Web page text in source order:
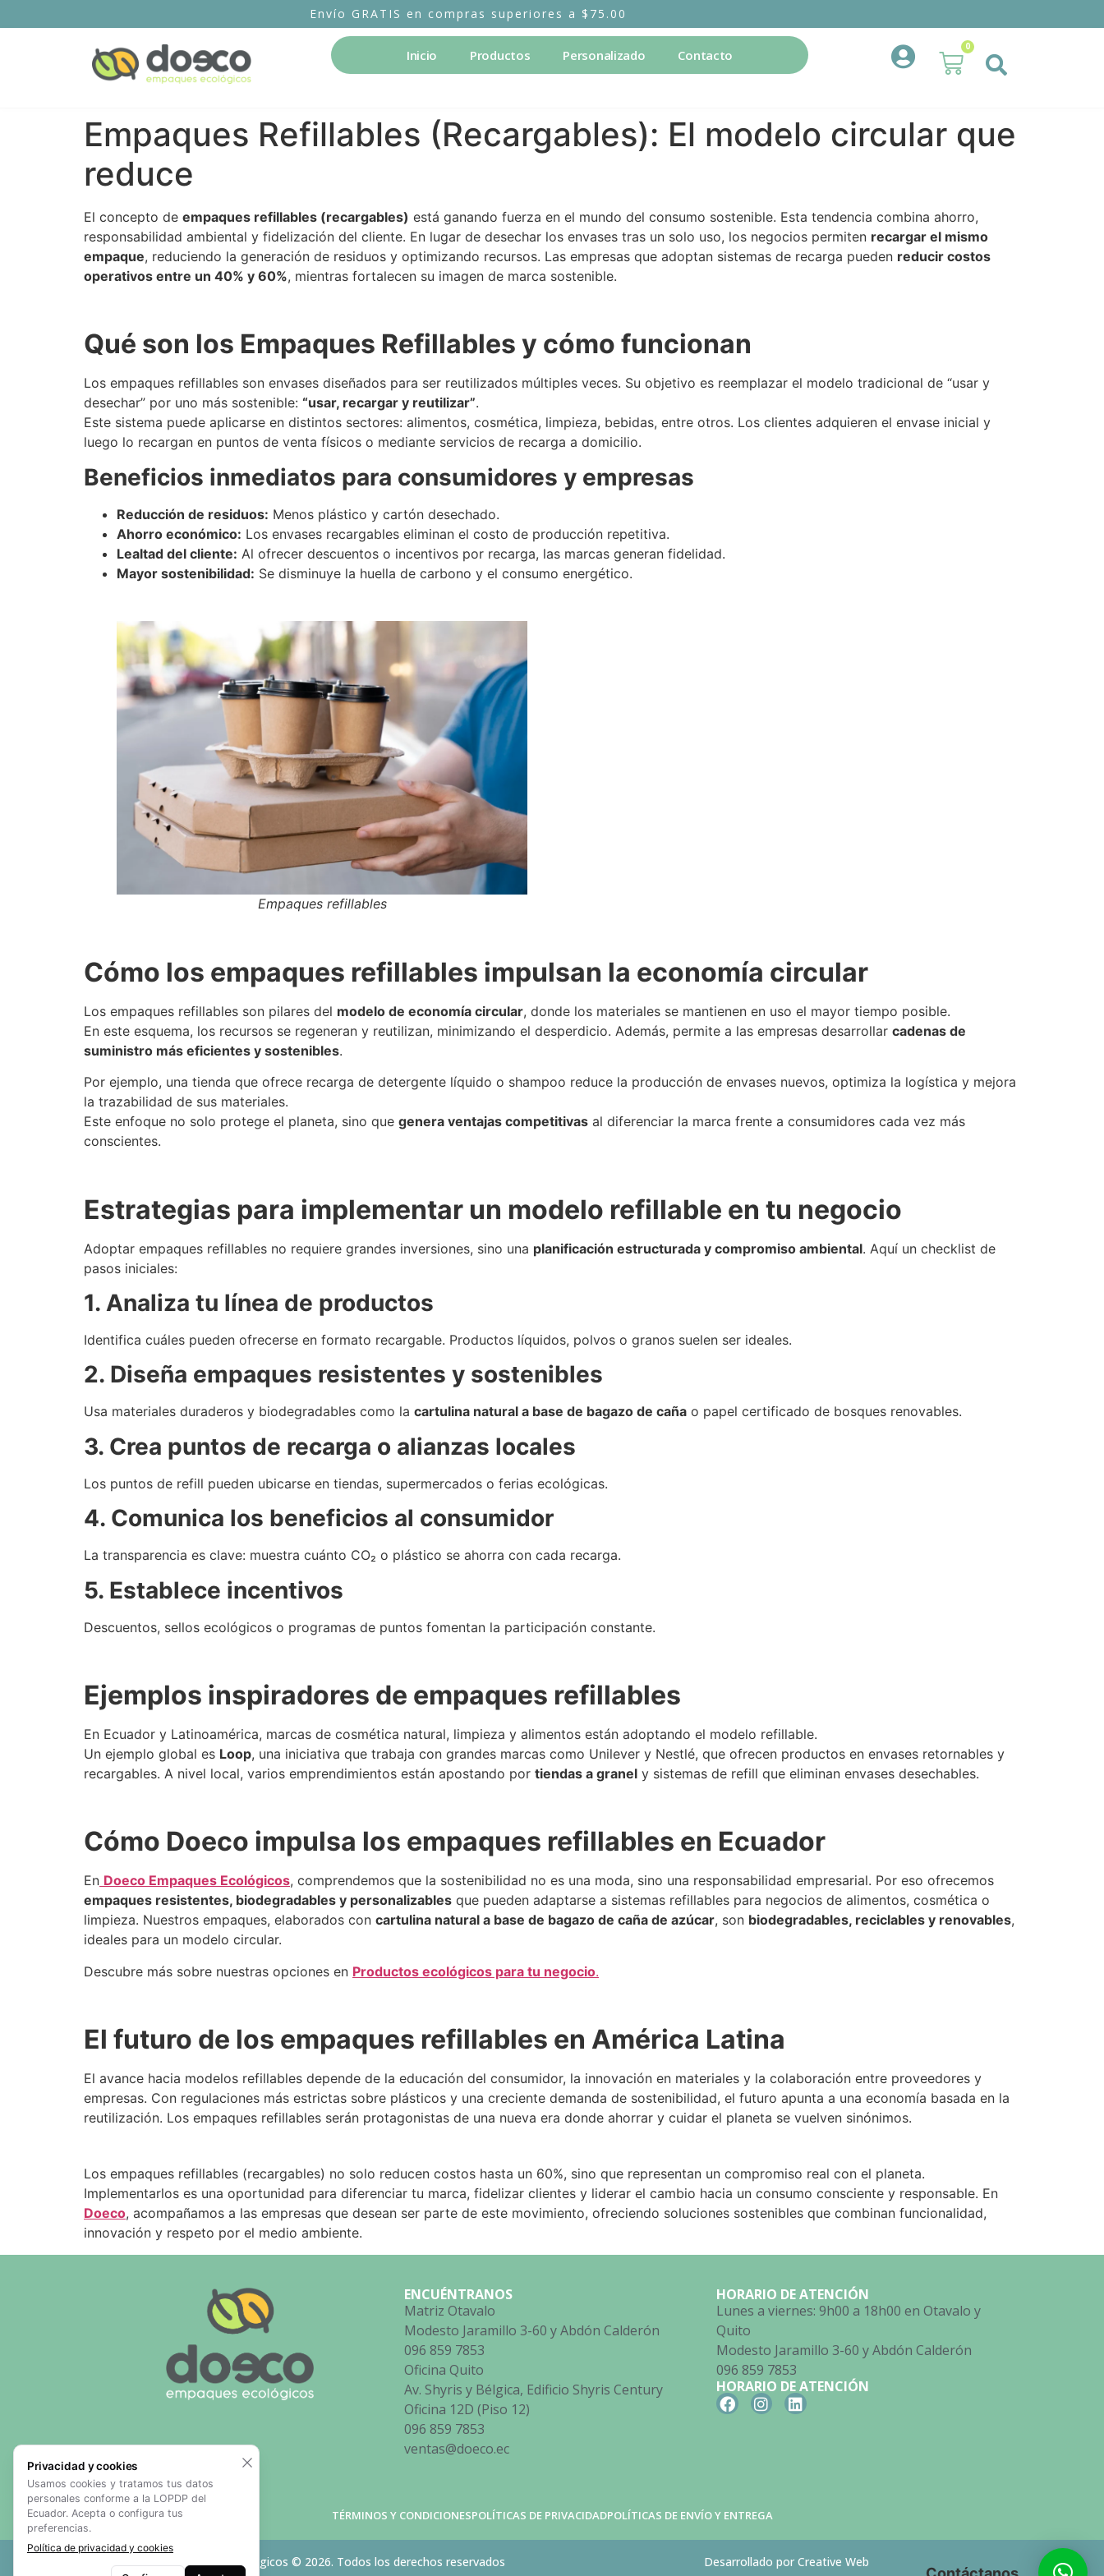
Envío GRATIS en compras superiores a $75.00
Inicio Productos Personalizado Contacto
0
Empaques Refillables (Recargables): El modelo circular que
reduce
El concepto de empaques refillables (recargables) está ganando fuerza en el mundo del consumo sostenible. Esta tendencia combina ahorro,
responsabilidad ambiental y fidelización del cliente. En lugar de desechar los envases tras un solo uso, los negocios permiten recargar el mismo
empaque, reduciendo la generación de residuos y optimizando recursos. Las empresas que adoptan sistemas de recarga pueden reducir costos
operativos entre un 40% y 60%, mientras fortalecen su imagen de marca sostenible.
Qué son los Empaques Refillables y cómo funcionan
Los empaques refillables son envases diseñados para ser reutilizados múltiples veces. Su objetivo es reemplazar el modelo tradicional de “usar y
desechar” por uno más sostenible: “usar, recargar y reutilizar”.
Este sistema puede aplicarse en distintos sectores: alimentos, cosmética, limpieza, bebidas, entre otros. Los clientes adquieren el envase inicial y
luego lo recargan en puntos de venta físicos o mediante servicios de recarga a domicilio.
Beneficios inmediatos para consumidores y empresas
Reducción de residuos: Menos plástico y cartón desechado.
Ahorro económico: Los envases recargables eliminan el costo de producción repetitiva.
Lealtad del cliente: Al ofrecer descuentos o incentivos por recarga, las marcas generan fidelidad.
Mayor sostenibilidad: Se disminuye la huella de carbono y el consumo energético.
Empaques refillables
Cómo los empaques refillables impulsan la economía circular
Los empaques refillables son pilares del modelo de economía circular, donde los materiales se mantienen en uso el mayor tiempo posible.
En este esquema, los recursos se regeneran y reutilizan, minimizando el desperdicio. Además, permite a las empresas desarrollar cadenas de
suministro más eficientes y sostenibles.
Por ejemplo, una tienda que ofrece recarga de detergente líquido o shampoo reduce la producción de envases nuevos, optimiza la logística y mejora
la trazabilidad de sus materiales.
Este enfoque no solo protege el planeta, sino que genera ventajas competitivas al diferenciar la marca frente a consumidores cada vez más
conscientes.
Estrategias para implementar un modelo refillable en tu negocio
Adoptar empaques refillables no requiere grandes inversiones, sino una planificación estructurada y compromiso ambiental. Aquí un checklist de
pasos iniciales:
1. Analiza tu línea de productos
Identifica cuáles pueden ofrecerse en formato recargable. Productos líquidos, polvos o granos suelen ser ideales.
2. Diseña empaques resistentes y sostenibles
Usa materiales duraderos y biodegradables como la cartulina natural a base de bagazo de caña o papel certificado de bosques renovables.
3. Crea puntos de recarga o alianzas locales
Los puntos de refill pueden ubicarse en tiendas, supermercados o ferias ecológicas.
4. Comunica los beneficios al consumidor
La transparencia es clave: muestra cuánto CO₂ o plástico se ahorra con cada recarga.
5. Establece incentivos
Descuentos, sellos ecológicos o programas de puntos fomentan la participación constante.
Ejemplos inspiradores de empaques refillables
En Ecuador y Latinoamérica, marcas de cosmética natural, limpieza y alimentos están adoptando el modelo refillable.
Un ejemplo global es Loop, una iniciativa que trabaja con grandes marcas como Unilever y Nestlé, que ofrecen productos en envases retornables y
recargables. A nivel local, varios emprendimientos están apostando por tiendas a granel y sistemas de refill que eliminan envases desechables.
Cómo Doeco impulsa los empaques refillables en Ecuador
En Doeco Empaques Ecológicos, comprendemos que la sostenibilidad no es una moda, sino una responsabilidad empresarial. Por eso ofrecemos
empaques resistentes, biodegradables y personalizables que pueden adaptarse a sistemas refillables para negocios de alimentos, cosmética o
limpieza. Nuestros empaques, elaborados con cartulina natural a base de bagazo de caña de azúcar, son biodegradables, reciclables y renovables,
ideales para un modelo circular.
Descubre más sobre nuestras opciones en Productos ecológicos para tu negocio.
El futuro de los empaques refillables en América Latina
El avance hacia modelos refillables depende de la educación del consumidor, la innovación en materiales y la colaboración entre proveedores y
empresas. Con regulaciones más estrictas sobre plásticos y una creciente demanda de sostenibilidad, el futuro apunta a una economía basada en la
reutilización. Los empaques refillables serán protagonistas de una nueva era donde ahorrar y cuidar el planeta se vuelven sinónimos.
Los empaques refillables (recargables) no solo reducen costos hasta un 60%, sino que representan un compromiso real con el planeta.
Implementarlos es una oportunidad para diferenciar tu marca, fidelizar clientes y liderar el cambio hacia un consumo consciente y responsable. En
Doeco, acompañamos a las empresas que desean ser parte de este movimiento, ofreciendo soluciones sostenibles que combinan funcionalidad,
innovación y respeto por el medio ambiente.
ENCUÉNTRANOS
Matriz Otavalo
Modesto Jaramillo 3-60 y Abdón Calderón
096 859 7853
Oficina Quito
Av. Shyris y Bélgica, Edificio Shyris Century
Oficina 12D (Piso 12)
096 859 7853
ventas@doeco.ec
HORARIO DE ATENCIÓN
Lunes a viernes: 9h00 a 18h00 en Otavalo y
Quito
Modesto Jaramillo 3-60 y Abdón Calderón
096 859 7853
HORARIO DE ATENCIÓN
TÉRMINOS Y CONDICIONESPOLÍTICAS DE PRIVACIDADPOLÍTICAS DE ENVÍO Y ENTREGA
Doeco Empaques Ecológicos © 2026. Todos los derechos reservados Desarrollado por Creative Web
Privacidad y cookies
Usamos cookies y tratamos tus datos
personales conforme a la LOPDP del
Ecuador. Acepta o configura tus
preferencias.
Política de privacidad y cookies